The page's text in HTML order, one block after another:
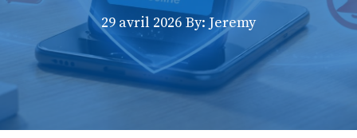
29 avril 2026 By: Jeremy